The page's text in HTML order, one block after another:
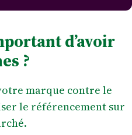
d’avoir
?
marque contre le
le référencement sur